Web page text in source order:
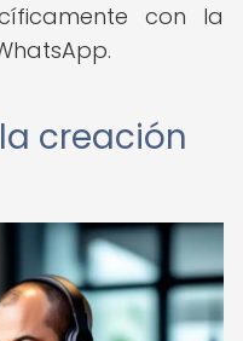
con la
creación